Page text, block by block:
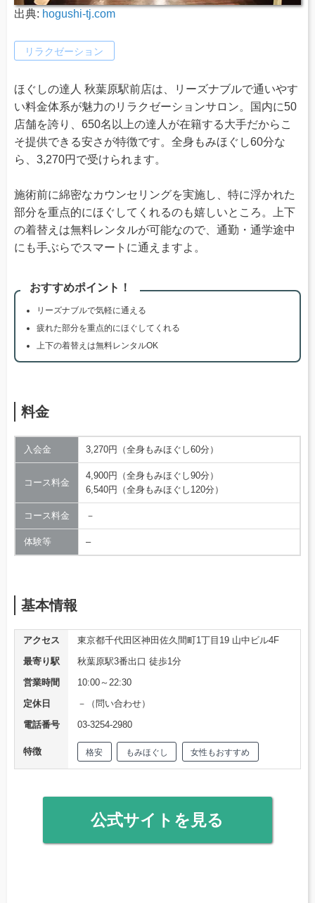
出典: hogushi-tj.com
リラクゼーション
ほぐしの達人 秋葉原駅前店は、リーズナブルで通いやす
い料金体系が魅力のリラクゼーションサロン。国内に50
店舗を誇り、650名以上の達人が在籍する大手だからこ
そ提供できる安さが特徴です。全身もみほぐし60分な
ら、3,270円で受けられます。
施術前に綿密なカウンセリングを実施し、特に浮かれた
部分を重点的にほぐしてくれるのも嬉しいところ。上下
の着替えは無料レンタルが可能なので、通勤・通学途中
にも手ぶらでスマートに通えますよ。
おすすめポイント！
リーズナブルで気軽に通える
疲れた部分を重点的にほぐしてくれる
上下の着替えは無料レンタルOK
料金
入会金 3,270円（全身もみほぐし60分）
コース料金
4,900円（全身もみほぐし90分）
6,540円（全身もみほぐし120分）
コース料金 －
体験等 –
基本情報
アクセス
東京都千代田区神田佐久間町1丁目19 山中ビル4F
最寄り駅
秋葉原駅3番出口 徒歩1分
営業時間
10:00～22:30
定休日
－（問い合わせ）
電話番号
03-3254-2980
特徴 格安 もみほぐし 女性もおすすめ
公式サイトを見る